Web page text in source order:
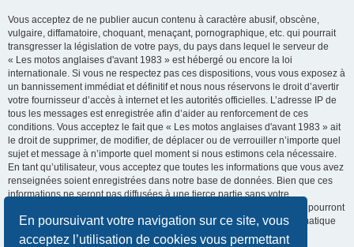
En poursuivant votre navigation sur ce site, vous
acceptez l’utilisation de cookies vous permettant
Vous acceptez de ne publier aucun contenu à caractère abusif, obscène,
vulgaire, diffamatoire, choquant, menaçant, pornographique, etc. qui pourrait
transgresser la législation de votre pays, du pays dans lequel le serveur de
« Les motos anglaises d'avant 1983 » est hébergé ou encore la loi
internationale. Si vous ne respectez pas ces dispositions, vous vous exposez à
un bannissement immédiat et définitif et nous nous réservons le droit d’avertir
votre fournisseur d’accès à internet et les autorités officielles. L’adresse IP de
tous les messages est enregistrée afin d’aider au renforcement de ces
conditions. Vous acceptez le fait que « Les motos anglaises d'avant 1983 » ait
le droit de supprimer, de modifier, de déplacer ou de verrouiller n’importe quel
sujet et message à n’importe quel moment si nous estimons cela nécessaire.
En tant qu’utilisateur, vous acceptez que toutes les informations que vous avez
renseignées soient enregistrées dans notre base de données. Bien que ces
informations ne seront pas diffusées à une tierce partie sans votre
consentement, ni « Les motos anglaises d'avant 1983 », ni phpBB, ne pourront
être tenus comme responsables en cas de tentative de piratage informatique
visant à compromettre vos données.